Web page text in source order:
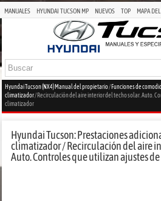
MANUALES HYUNDAI TUCSON MP NUEVOS TOP MAPA
Hyundai Tucson (NX4) Manual del propietario/Funciones de
climatizador/ Recirculación del aire interior del techo solar. Auto.
climatizador
Hyundai Tucson: Prestaciones
climatizador / Recirculación del aire
Auto. Controles que utilizan ajustes